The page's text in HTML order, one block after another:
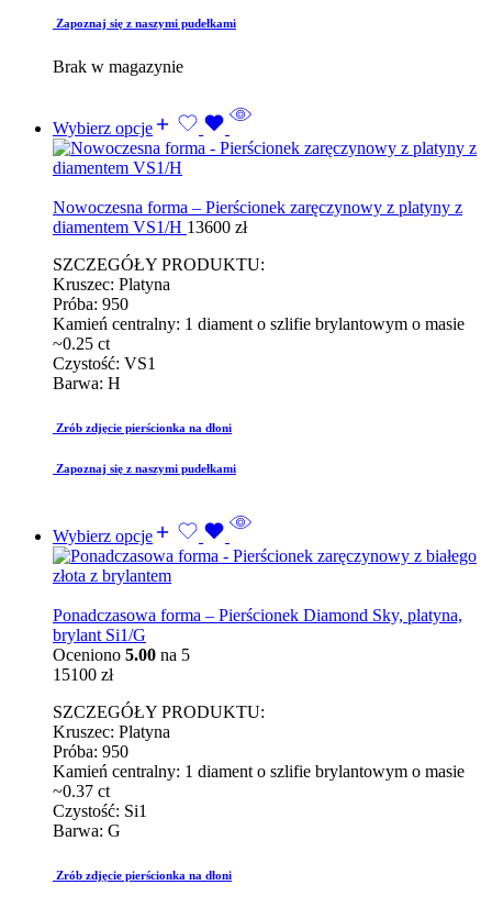
Zapoznaj się z naszymi pudełkami
Brak w magazynie
Wybierz opcje
Nowoczesna forma – Pierścionek zaręczynowy z platyny z
diamentem VS1/H 13600 zł
SZCZEGÓŁY PRODUKTU:
Kruszec: Platyna
Próba: 950
Kamień centralny: 1 diament o szlifie brylantowym o masie
~0.25 ct
Czystość: VS1
Barwa: H
Zrób zdjęcie pierścionka na dłoni
Zapoznaj się z naszymi pudełkami
Wybierz opcje
Ponadczasowa forma – Pierścionek Diamond Sky, platyna,
brylant Si1/G
Oceniono 5.00 na 5
15100 zł
SZCZEGÓŁY PRODUKTU:
Kruszec: Platyna
Próba: 950
Kamień centralny: 1 diament o szlifie brylantowym o masie
~0.37 ct
Czystość: Si1
Barwa: G
Zrób zdjęcie pierścionka na dłoni